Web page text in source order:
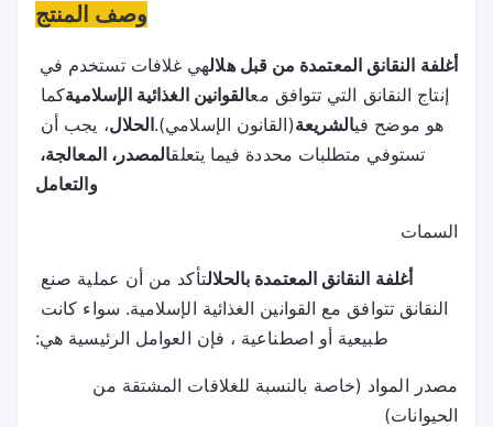
وصف المنتج
أغلفة النقانق المعتمدة من قبل هلال
إنتاج النقانق التي تتوافق معالقوانين الغذائية الإسلامية
هو موضح فيالشريعة(القانون الإسلامي).الحلال
تستوفي متطلبات محددة فيما يتعلق
والتعامل
السمات
أغلفة النقانق المعتمدة بالحلال
طبيعية أو اصطناعية ، فإن العوامل الرئيسية هي:
مصدر المواد (خاصة بالنسبة للغلافات المشتقة من
الحيوانات)